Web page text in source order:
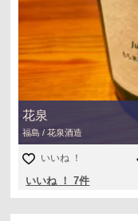
花泉
福島 / 花泉酒造
いいね ！
いいね ！ 7件